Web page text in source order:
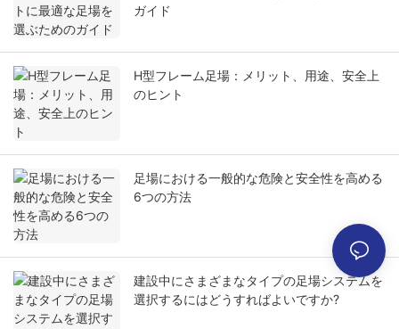
ガイド
H型フレーム足場：メリット、用途、安全上
のヒント
足場における一般的な危険と安全性を高める
6つの方法
建設中にさまざまなタイプの足場システムを
選択するにはどうすればよいですか?